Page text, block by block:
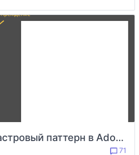
Как сделать растровый паттерн в Adobe Illustrator
71